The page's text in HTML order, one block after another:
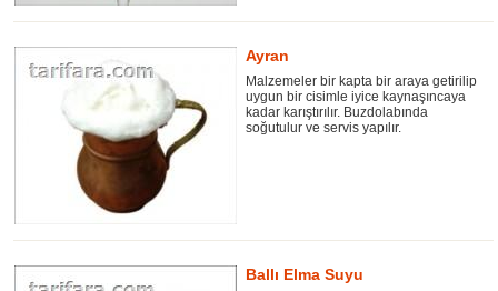
Ayran
Malzemeler bir kapta bir araya getirilip
uygun bir cisimle iyice kaynaşıncaya
kadar karıştırılır. Buzdolabında
soğutulur ve servis yapılır.
Ballı Elma Suyu